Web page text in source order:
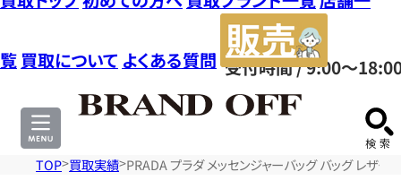
イ
ヤ
ル
0120604117
受付時間 / 9:00～
覧 買取について よくある質問
サ
TOP 買取実績 PRADA プラダ メッセンジャーバッグ バッグ レザー